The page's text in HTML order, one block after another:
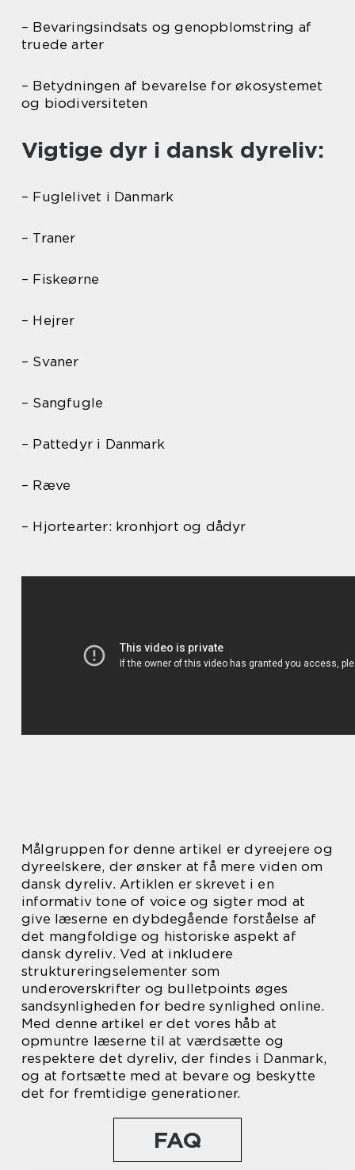
– Bevaringsindsats og genopblomstring af
truede arter
– Betydningen af bevarelse for økosystemet
og biodiversiteten
Vigtige dyr i dansk dyreliv:
– Fuglelivet i Danmark
– Traner
– Fiskeørne
– Hejrer
– Svaner
– Sangfugle
– Pattedyr i Danmark
– Ræve
– Hjortearter: kronhjort og dådyr
Målgruppen for denne artikel er dyreejere og
dyreelskere, der ønsker at få mere viden om
dansk dyreliv. Artiklen er skrevet i en
informativ tone of voice og sigter mod at
give læserne en dybdegående forståelse af
det mangfoldige og historiske aspekt af
dansk dyreliv. Ved at inkludere
struktureringselementer som
underoverskrifter og bulletpoints øges
sandsynligheden for bedre synlighed online.
Med denne artikel er det vores håb at
opmuntre læserne til at værdsætte og
respektere det dyreliv, der findes i Danmark,
og at fortsætte med at bevare og beskytte
det for fremtidige generationer.
FAQ